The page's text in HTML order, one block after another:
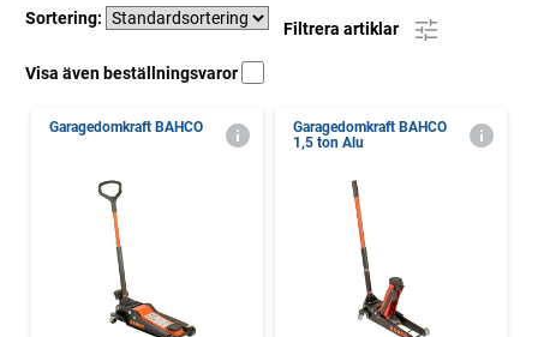
Sortering:
Filtrera artiklar
Visa även beställningsvaror
Garagedomkraft BAHCO
Garagedomkraft BAHCO
1,5 ton Alu